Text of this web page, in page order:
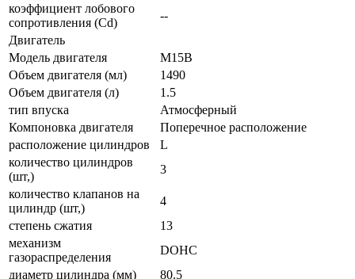
коэффициент лобового
сопротивления (Cd)
--
Двигатель
Модель двигателя
M15B
Объем двигателя (мл)
1490
Объем двигателя (л)
1.5
тип впуска
Атмосферный
Компоновка двигателя
Поперечное расположение
расположение цилиндров
L
количество цилиндров
(шт,)
3
количество клапанов на
цилиндр (шт,)
4
степень сжатия
13
механизм
газораспределения
DOHC
диаметр цилиндра (мм)
80.5